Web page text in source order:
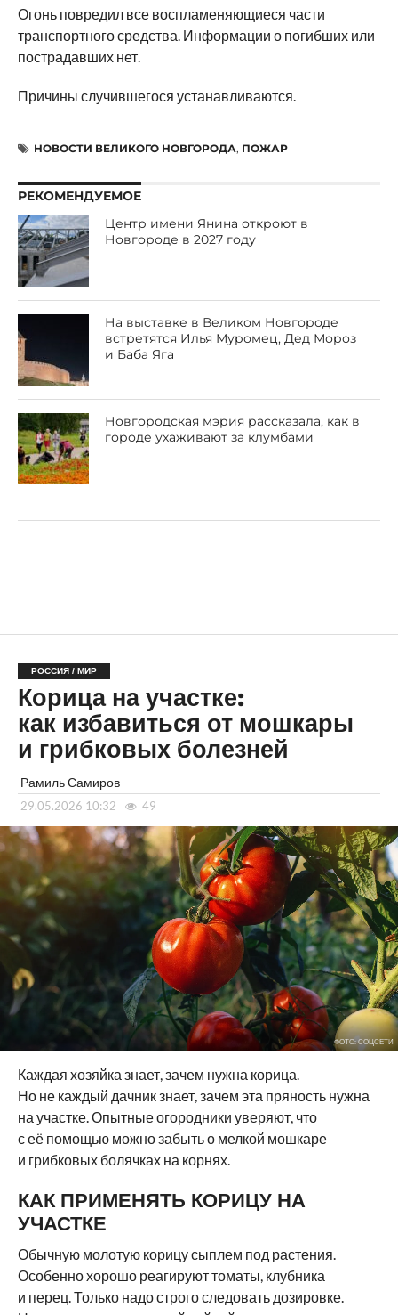
Огонь повредил все воспламеняющиеся части
транспортного средства. Информации о погибших или
пострадавших нет.
Причины случившегося устанавливаются.
НОВОСТИ ВЕЛИКОГО НОВГОРОДА, ПОЖАР
РЕКОМЕНДУЕМОЕ
Центр имени Янина откроют в
Новгороде в 2027 году
На выставке в Великом Новгороде
встретятся Илья Муромец, Дед Мороз
и Баба Яга
Новгородская мэрия рассказала, как в
городе ухаживают за клумбами
РОССИЯ / МИР
Корица на участке:
как избавиться от мошкары
и грибковых болезней
Рамиль Самиров
29.05.2026 10:32 49
ФОТО: СОЦСЕТИ
Каждая хозяйка знает, зачем нужна корица.
Но не каждый дачник знает, зачем эта пряность нужна
на участке. Опытные огородники уверяют, что
с её помощью можно забыть о мелкой мошкаре
и грибковых болячках на корнях.
КАК ПРИМЕНЯТЬ КОРИЦУ НА
УЧАСТКЕ
Обычную молотую корицу сыплем под растения.
Особенно хорошо реагируют томаты, клубника
и перец. Только надо строго следовать дозировке.